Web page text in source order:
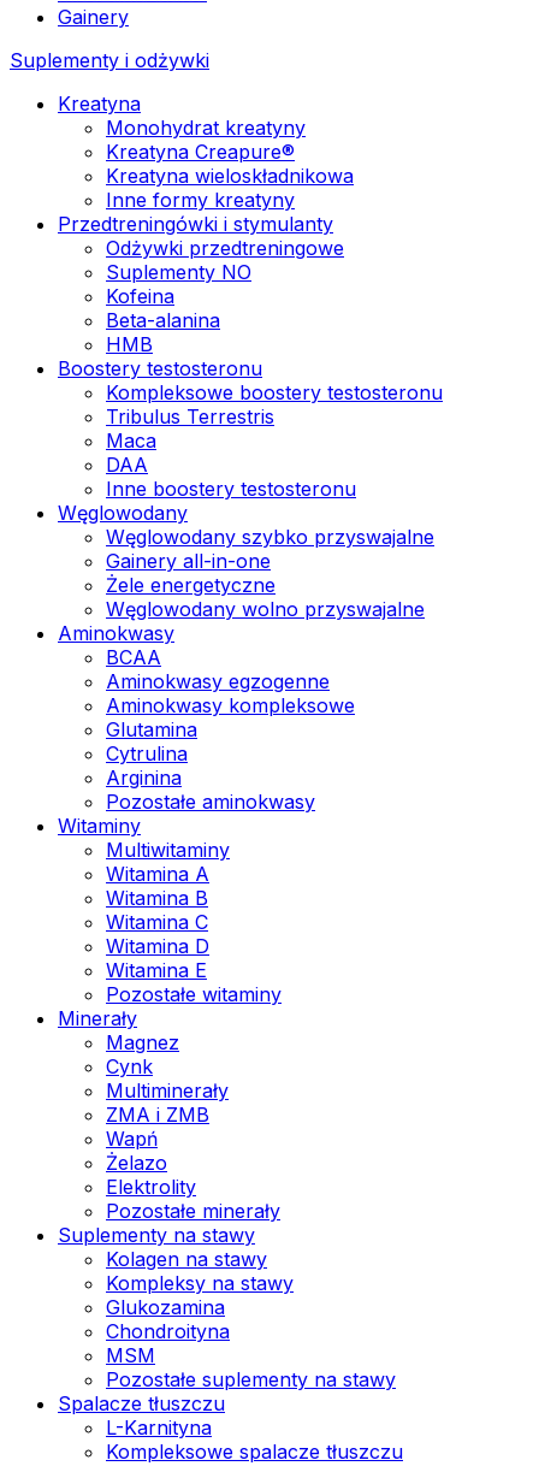
Gainery
Suplementy i odżywki
Kreatyna
Monohydrat kreatyny
Kreatyna Creapure®
Kreatyna wieloskładnikowa
Inne formy kreatyny
Przedtreningówki i stymulanty
Odżywki przedtreningowe
Suplementy NO
Kofeina
Beta-alanina
HMB
Boostery testosteronu
Kompleksowe boostery testosteronu
Tribulus Terrestris
Maca
DAA
Inne boostery testosteronu
Węglowodany
Węglowodany szybko przyswajalne
Gainery all-in-one
Żele energetyczne
Węglowodany wolno przyswajalne
Aminokwasy
BCAA
Aminokwasy egzogenne
Aminokwasy kompleksowe
Glutamina
Cytrulina
Arginina
Pozostałe aminokwasy
Witaminy
Multiwitaminy
Witamina A
Witamina B
Witamina C
Witamina D
Witamina E
Pozostałe witaminy
Minerały
Magnez
Cynk
Multiminerały
ZMA i ZMB
Wapń
Żelazo
Elektrolity
Pozostałe minerały
Suplementy na stawy
Kolagen na stawy
Kompleksy na stawy
Glukozamina
Chondroityna
MSM
Pozostałe suplementy na stawy
Spalacze tłuszczu
L-Karnityna
Kompleksowe spalacze tłuszczu